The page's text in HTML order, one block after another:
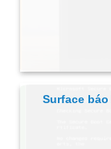
Surface